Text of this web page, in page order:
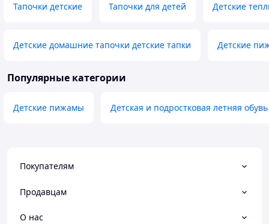
Тапочки детские Тапочки для детей Детские
Детские домашние тапочки детские тапки Детские
Популярные категории
Детские пижамы Детская и подростковая летняя обувь
Покупателям
Продавцам
О нас